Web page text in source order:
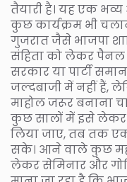
तैयारी है। यह एक
कुछ कार्यक्रम भी
गुजरात जैसे भाजपा
संहिता को लेकर पैनल
सरकार या पार्टी
जल्दबाजी में नहीं हैं,
माहोल जरूर बनाना
कुछ सालों में इसे लेकर
लिया जाए, तब तक
सके। आने वाले कुछ
लेकर सेमिनार और